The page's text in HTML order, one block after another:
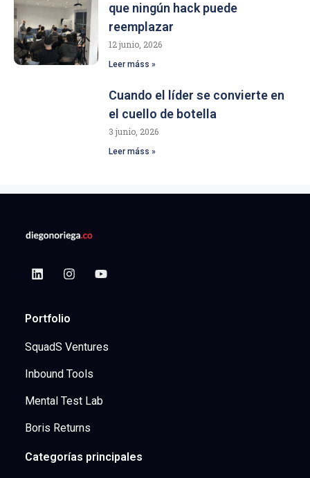
que ningún hack puede
reemplazar
12 junio, 2026
Leer máss »
Cuando el líder se convierte en
el cuello de botella
3 junio, 2026
Leer máss »
Portfolio
SquadS Ventures
Inbound Tools
Mental Test Lab
Boris Returns
Categorías principales